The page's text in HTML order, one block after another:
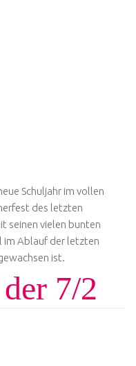
Schuljahr im vollen
des letzten
seinen vielen bunten
im Ablauf der letzten
ist.
7/2